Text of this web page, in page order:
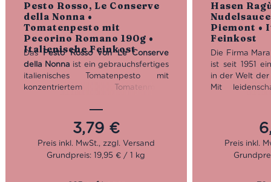
Pesto Rosso, Le Conserve
della Nonna •
Tomatenpesto mit
Pecorino Romano 190g •
Italienische Feinkost
DasPesto Rosso von Le Conserve
della Nonna ist ein gebrauchsfertiges
italienisches Tomatenpesto mit
konzentriertem Tomatenmark,
Ricotta, Cashewkernen, Pecorino
Romano DOP und Pinienkernen.
Cremig, würzig-fruchtig und ideal für
Pasta, Crostini, Focaccia und Panini.
Glutenfrei. Inhalt: 190 g.
3,79 €
Bewertet
mit4.67
von 5
Grundpreis: 19,95 € / 1 kg
Hasen
Piemont •
Feinkost
Bewertet
Die Firma
ist seit 1951
in der Welt der
Mit
sowie feine
erfreut sich